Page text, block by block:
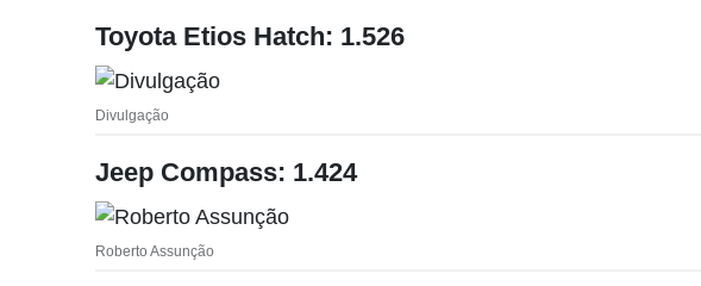
Toyota Etios Hatch: 1.526
Divulgação
Jeep Compass: 1.424
Roberto Assunção